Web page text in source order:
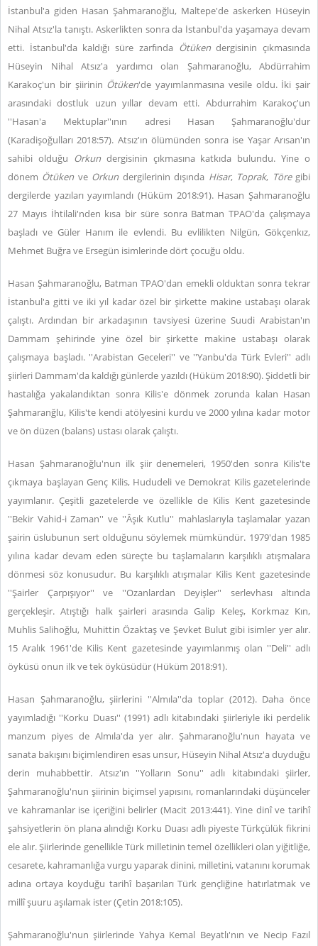
İstanbul'a giden Hasan Şahmaranoğlu, Maltepe'de askerken Hüseyin
Nihal Atsız'la tanıştı. Askerlikten sonra da İstanbul'da yaşamaya devam
etti. İstanbul'da kaldığı süre zarfında Ötükendergisinin çıkmasında
Hüseyin Nihal Atsız'a yardımcı olan Şahmaranoğlu, Abdürrahim
Karakoç'un bir şiirinin Ötüken'de yayımlanmasına vesile oldu. İki şair
arasındaki dostluk uzun yıllar devam etti. Abdurrahim Karakoç'un
''Hasan'a Mektuplar''ının adresi Hasan Şahmaranoğlu'dur
(Karadişoğulları 2018:57). Atsız'ın ölümünden sonra ise Yaşar Arısan'ın
sahibi olduğu Orkundergisinin çıkmasına katkıda bulundu. Yine o
dönem Ötüken ve Orkun dergilerinin dışında Hisar, Toprak, Töregibi
dergilerde yazıları yayımlandı (Hüküm 2018:91). Hasan Şahmaranoğlu
27 Mayıs İhtilali'nden kısa bir süre sonra Batman TPAO'da çalışmaya
başladı ve Güler Hanım ile evlendi. Bu evlilikten Nilgün, Gökçenkız,
Mehmet Buğra ve Ersegün isimlerinde dört çocuğu oldu.
Hasan Şahmaranoğlu, Batman TPAO'dan emekli olduktan sonra tekrar
İstanbul'a gitti ve iki yıl kadar özel bir şirkette makine ustabaşı olarak
çalıştı. Ardından bir arkadaşının tavsiyesi üzerine Suudi Arabistan'ın
Dammam şehirinde yine özel bir şirkette makine ustabaşı olarak
çalışmaya başladı. ''Arabistan Geceleri'' ve ''Yanbu'da Türk Evleri'' adlı
şiirleri Dammam'da kaldığı günlerde yazıldı (Hüküm 2018:90). Şiddetli bir
hastalığa yakalandıktan sonra Kilis'e dönmek zorunda kalan Hasan
Şahmaranğlu, Kilis'te kendi atölyesini kurdu ve 2000 yılına kadar motor
ve ön düzen (balans) ustası olarak çalıştı.
Hasan Şahmaranoğlu'nun ilk şiir denemeleri, 1950'den sonra Kilis'te
çıkmaya başlayan Genç Kilis, Hududeli ve Demokrat Kilis gazetelerinde
yayımlanır. Çeşitli gazetelerde ve özellikle de Kilis Kent gazetesinde
''Bekir Vahid-i Zaman'' ve ''Âşık Kutlu'' mahlaslarıyla taşlamalar yazan
şairin üslubunun sert olduğunu söylemek mümkündür. 1979'dan 1985
yılına kadar devam eden süreçte bu taşlamaların karşılıklı atışmalara
dönmesi söz konusudur. Bu karşılıklı atışmalar Kilis Kent gazetesinde
''Şairler Çarpışıyor'' ve ''Ozanlardan Deyişler'' serlevhası altında
gerçekleşir. Atıştığı halk şairleri arasında Galip Keleş, Korkmaz Kın,
Muhlis Salihoğlu, Muhittin Özaktaş ve Şevket Bulut gibi isimler yer alır.
15 Aralık 1961'de Kilis Kent gazetesinde yayımlanmış olan ''Deli'' adlı
öyküsü onun ilk ve tek öyküsüdür (Hüküm 2018:91).
Hasan Şahmaranoğlu, şiirlerini ''Almıla''da toplar (2012). Daha önce
yayımladığı ''Korku Duası'' (1991) adlı kitabındaki şiirleriyle iki perdelik
manzum piyes de Almıla'da yer alır. Şahmaranoğlu'nun hayata ve
sanata bakışını biçimlendiren esas unsur, Hüseyin Nihal Atsız'a duyduğu
derin muhabbettir. Atsız'ın ''Yolların Sonu'' adlı kitabındaki şiirler,
Şahmaranoğlu'nun şiirinin biçimsel yapısını, romanlarındaki düşünceler
ve kahramanlar ise içeriğini belirler (Macit 2013:441). Yine dinî ve tarihî
şahsiyetlerin ön plana alındığı Korku Duası adlı piyeste Türkçülük fikrini
ele alır. Şiirlerinde genellikle Türk milletinin temel özellikleri olan yiğitliğe,
cesarete, kahramanlığa vurgu yaparak dinini, milletini, vatanını korumak
adına ortaya koyduğu tarihî başarıları Türk gençliğine hatırlatmak ve
millî şuuru aşılamak ister (Çetin 2018:105).
Şahmaranoğlu'nun şiirlerinde Yahya Kemal Beyatlı'nın ve Necip Fazıl